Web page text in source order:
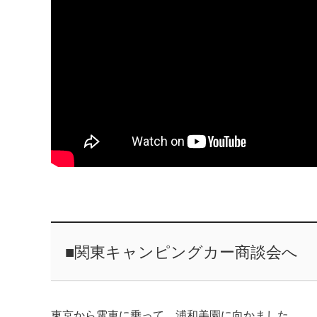
■関東キャンピングカー商談会へ